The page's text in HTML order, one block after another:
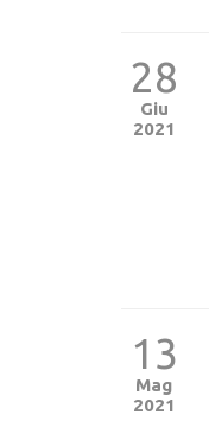
28
Giu
2021
13
Mag
2021